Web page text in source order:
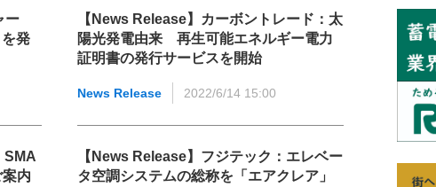
ー
発
【News Release】カーボントレード：太
陽光発電由来 再生可能エネルギー電力
証明書の発行サービスを開始
News Release 2022/6/14 15:00
SMA
内
【News Release】フジテック：エレベー
タ空調システムの総称を「エアクレア」